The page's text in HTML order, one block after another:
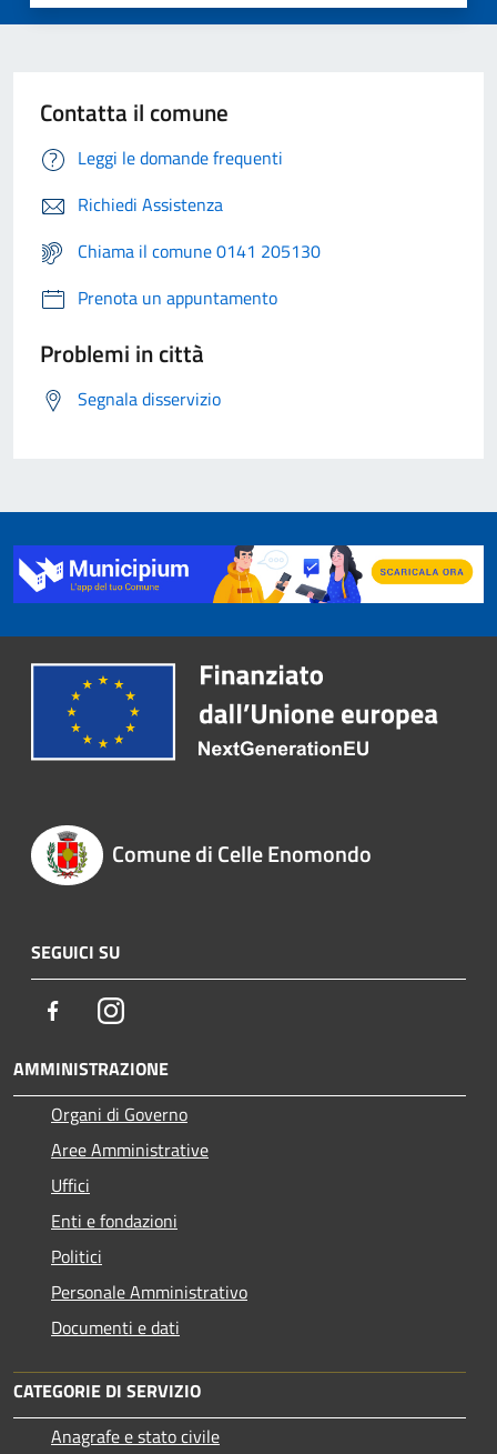
Contatta il comune
Leggi le domande frequenti
Richiedi Assistenza
Chiama il comune 0141 205130
Prenota un appuntamento
Problemi in città
Segnala disservizio
Comune di Celle Enomondo
SEGUICI SU
FacebookInstagram
AMMINISTRAZIONE
Organi di Governo
Aree Amministrative
Uffici
Enti e fondazioni
Politici
Personale Amministrativo
Documenti e dati
CATEGORIE DI SERVIZIO
Anagrafe e stato civile